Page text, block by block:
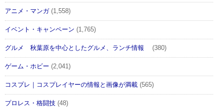
アニメ・マンガ(1,558)
イベント・キャンペーン (1,765)
グルメ 秋葉原を中心としたグルメ、ランチ情報 (380)
ゲーム・ホビー (2,041)
コスプレ｜コスプレイヤーの情報と画像が満載 (565)
プロレス・格闘技 (48)